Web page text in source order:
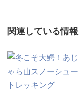
関連している情報